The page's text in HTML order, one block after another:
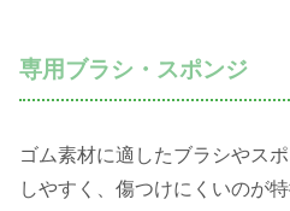
専用ブラシ・スポンジ
ゴム素材に適したブラシやス
しやすく、傷つけにくいのが